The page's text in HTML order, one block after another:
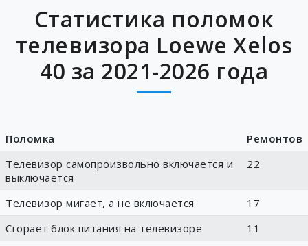
Статистика поломок
телевизора Loewe Xelos
40 за 2021-2026 года
Поломка
Ремонтов
Телевизор самопроизвольно включается и
выключается
22
Телевизор мигает, а не включается
17
Сгорает блок питания на телевизоре
11